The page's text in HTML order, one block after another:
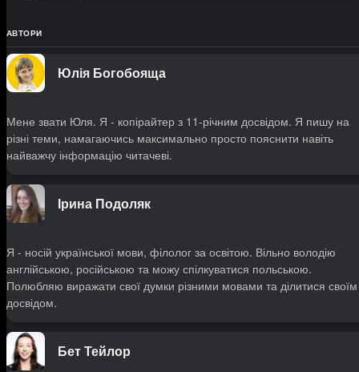
АВТОРИ
Юлія Богобояща
Мене звати Юля. Я - копірайтер з 11-річним досвідом. Я пишу на
різні теми, намагаючись максимально просто пояснити навіть
найважчу інформацію читачеві.
Ірина Подоляк
Я - носій української мови, філолог за освітою. Вільно володію
англійською, російською та можу спілкуватися польською.
Полюбляю виражати свої думки різними мовами та ділитися своїм
досвідом.
Бет Тейлор